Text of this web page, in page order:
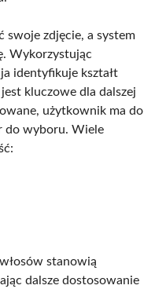
swoje zdjęcie, a system
Wykorzystując
identyfikuje kształt
kluczowe dla dalszej
użytkownik ma do
do wyboru. Wiele
stanowią
dalsze dostosowanie